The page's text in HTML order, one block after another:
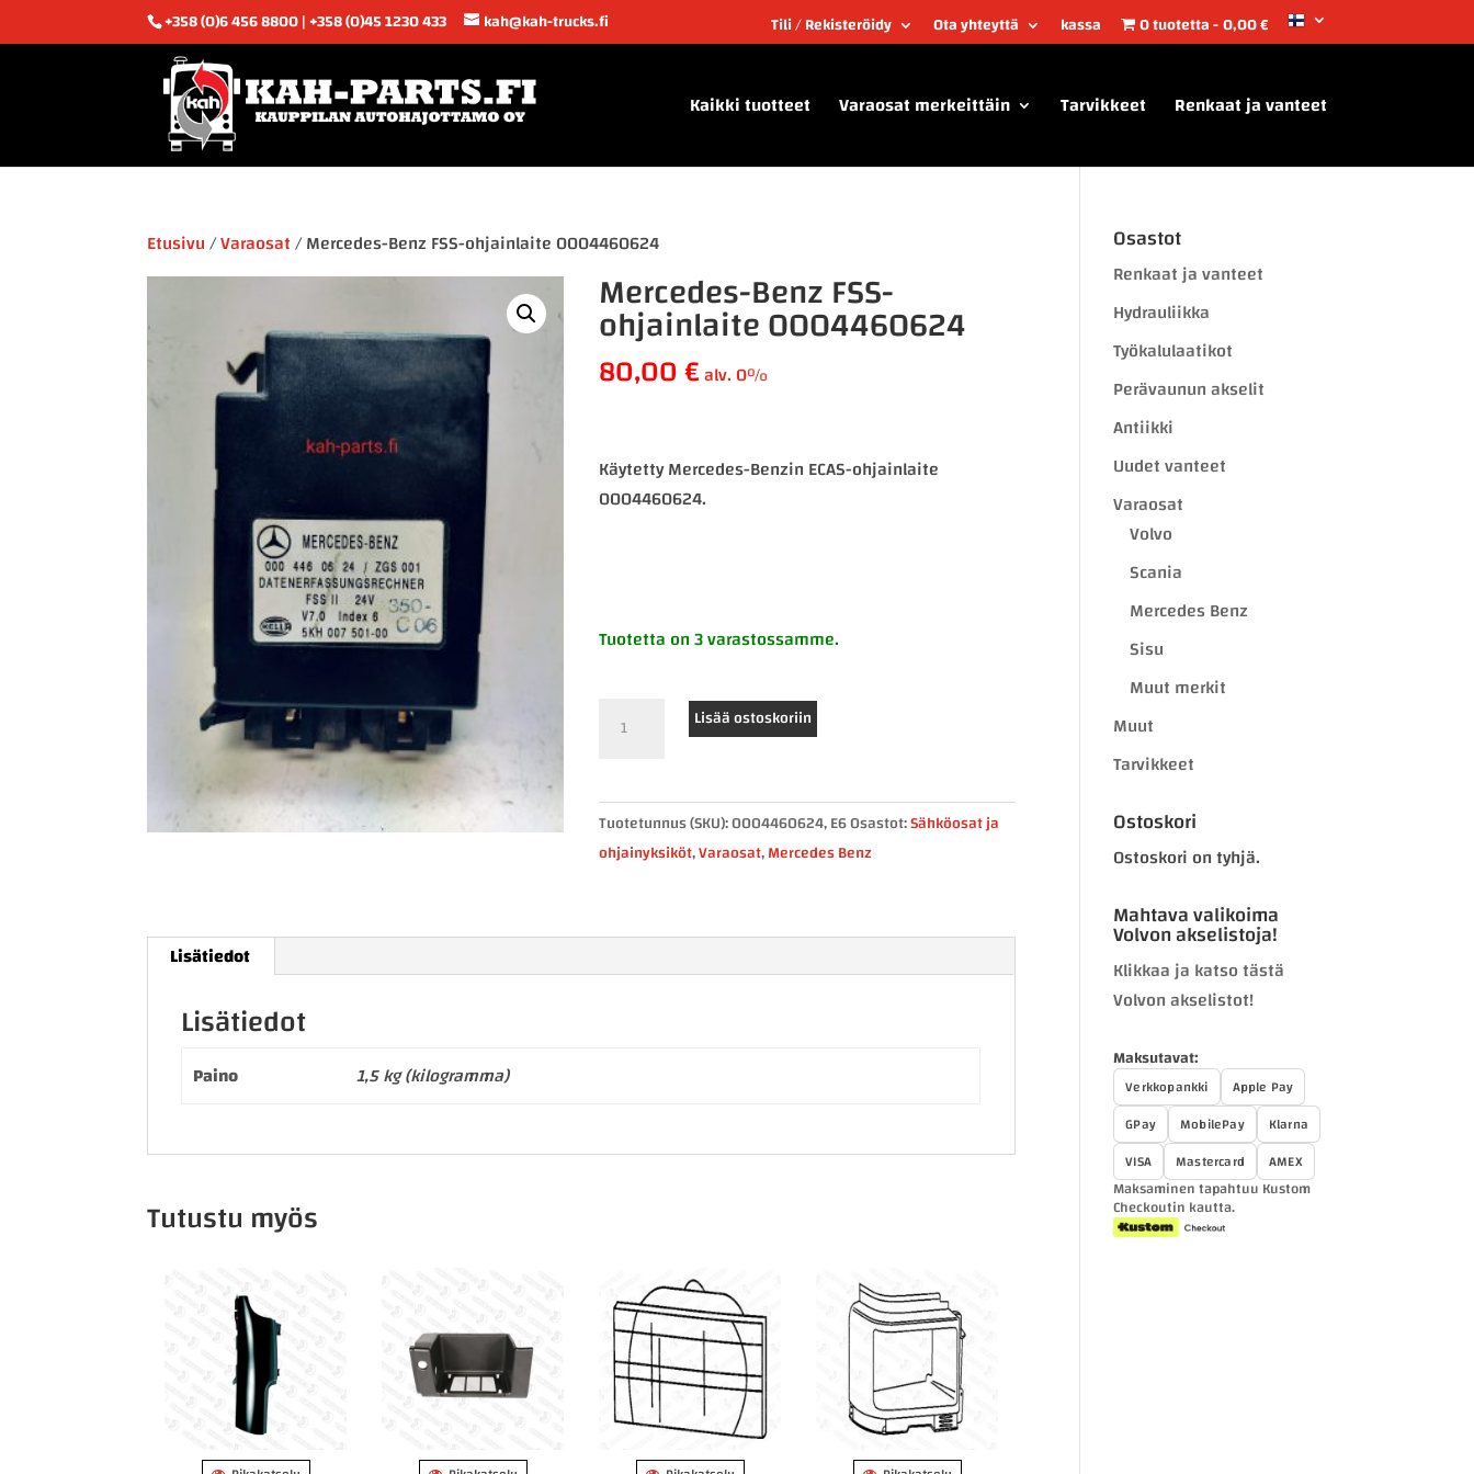
+358 (0)6 456 8800 | +358 (0)45 1230 433 kah@kah-trucks.fi Tili / Rekisteröidy Ota yhteyttä kassa 0 tuotetta 0,00 €
Kaikki tuotteet Varaosat merkeittäin Tarvikkeet Renkaat ja vanteet
Etusivu/Varaosat/ Mercedes-Benz FSS-ohjainlaite 0004460624
Mercedes-Benz FSS-
ohjainlaite 0004460624
80,00€alv. 0%
Käytetty Mercedes-Benzin ECAS-ohjainlaite
0004460624.
Tuotetta on 3 varastossamme.
Benz
ohjainlaite
0004460624
määrä
Lisää ostoskoriin
Tuotetunnus (SKU):0004460624, E6Osastot:Sähköosat ja
ohjainyksiköt,Varaosat,Mercedes Benz
Lisätiedot
Lisätiedot
Paino 1,5 kg (kilogramma)
Tutustu myös
Osastot
Renkaat ja vanteet
Hydrauliikka
Työkalulaatikot
Perävaunun akselit
Antiikki
Uudet vanteet
Varaosat
Volvo
Scania
Mercedes Benz
Sisu
Muut merkit
Muut
Tarvikkeet
Ostoskori
Ostoskori on tyhjä.
Mahtava valikoima
Volvon akselistoja!
Klikkaa ja katso tästä
Volvon akselistot!
Maksutavat:
Verkkopankki
Apple Pay
GPay
MobilePay
Klarna
VISA
Mastercard AMEX
Maksaminen tapahtuu Kustom
Checkoutin kautta.